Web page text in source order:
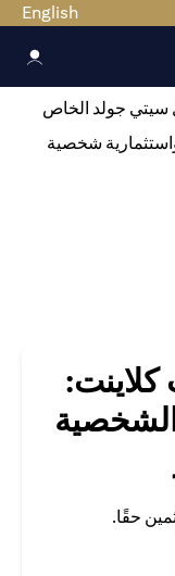
English
سيتي جولد الخاص
حقًا.